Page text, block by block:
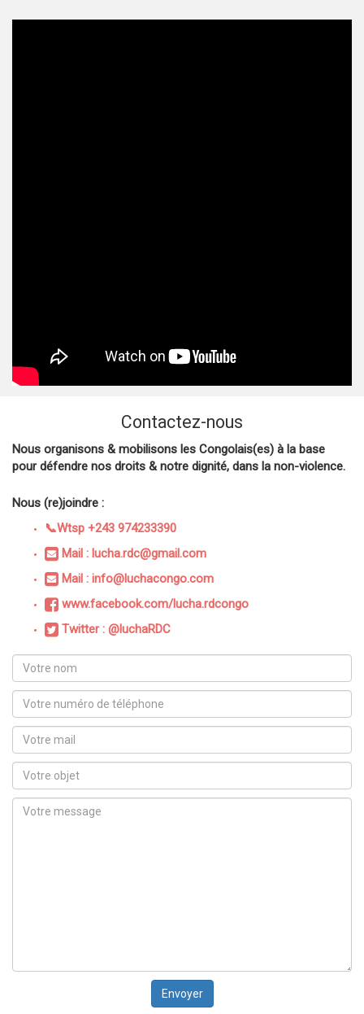
Contactez-nous
Nous organisons & mobilisons les Congolais(es) à la base
pour défendre nos droits & notre dignité, dans la non-violence.
Nous (re)joindre :
📞Wtsp +243 974233390
Mail : lucha.rdc@gmail.com
Mail : info@luchacongo.com
www.facebook.com/lucha.rdcongo
Twitter : @luchaRDC